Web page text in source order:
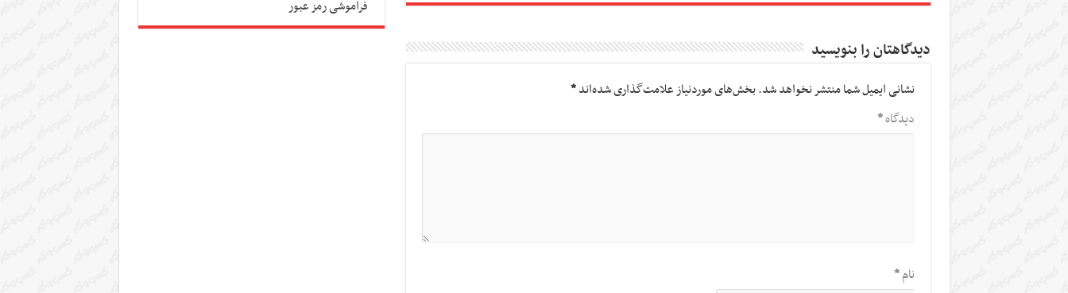
دیدگاهتان را بنویسید
نشانی ایمیل شما منتشر نخواهد شد.بخش‌های موردنیاز علامت‌گذاری شده‌اند*
دیدگاه*
نام*
فراموشی رمز عبور